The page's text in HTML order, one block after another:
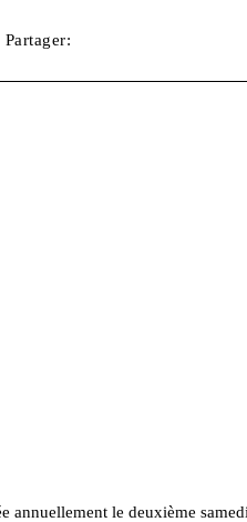
Partager:
annuellement le deuxième